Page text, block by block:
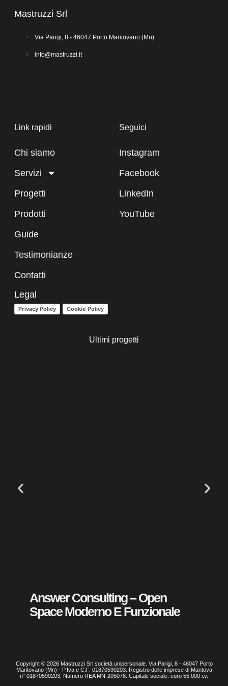
Mastruzzi Srl
Via Parigi, 8 - 46047 Porto Mantovano (Mn)
info@mastruzzi.it
Link rapidi
Chi siamo
Servizi
Progetti
Prodotti
Guide
Testimonianze
Contatti
Legal
Privacy Policy Cookie Policy
Seguici
Instagram
Facebook
LinkedIn
YouTube
Ultimi progetti
Answer Consulting – Open
Space Moderno E Funzionale
Copyright © 2026 Mastruzzi Srl società unipersonale. Via Parigi, 8 - 46047 Porto
Mantovano (Mn) - P.Iva e C.F. 01870590203. Registro delle imprese di Mantova
n° 01870590203. Numero REA MN-205078. Capitale sociale: euro 55.000 i.v.